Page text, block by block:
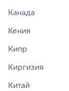
Канада
Кения
Кипр
Киргизия
Китай